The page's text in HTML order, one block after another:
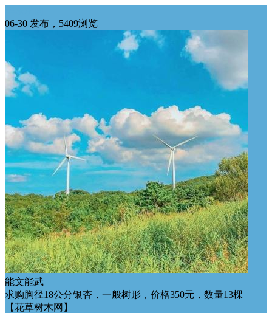
06-30 发布，5409浏览
能文能武
求购胸径18公分银杏，一般树形，价格350元，数量13棵
【花草树木网】